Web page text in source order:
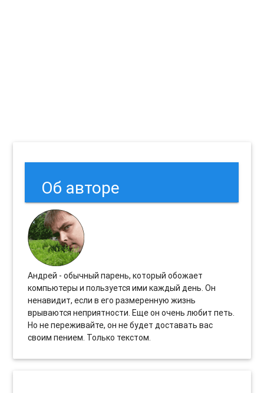
Об авторе
Андрей - обычный парень, который обожает
компьютеры и пользуется ими каждый день. Он
ненавидит, если в его размеренную жизнь
врываются неприятности. Еще он очень любит петь.
Но не переживайте, он не будет доставать вас
своим пением. Только текстом.